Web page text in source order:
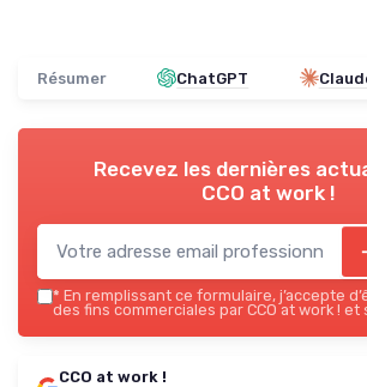
Résumer ChatGPT
Recevez les dernières
CCO at work !
* En remplissant ce formulaire, j’accepte
des fins commerciales par CCO at work ! et
CCO at work !